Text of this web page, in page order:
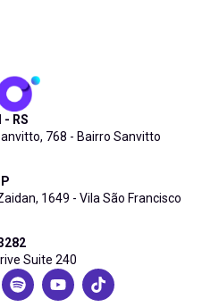
- RS
768 - Bairro Sanvitto
1649 - Vila São Francisco
Suite 240